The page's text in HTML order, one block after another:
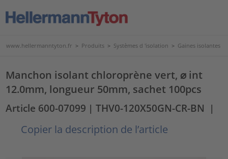
www.hellermanntyton.fr > Produits > Systèmes d 'isolation > Gaines isolantes
Manchon isolant chloroprène vert, ⌀ int
12.0mm, longueur 50mm, sachet 100pcs
Article 600-07099 | THV0-120X50GN-CR-BN |
Copier la description de l’article